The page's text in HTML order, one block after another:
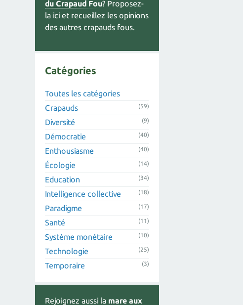
du Crapaud Fou? Proposez-
la ici et recueillez les opinions
des autres crapauds fous.
Catégories
Toutes les catégories
Crapauds
(59)
Diversité (9)
Démocratie (40)
Enthousiasme (40)
Écologie (14)
Education (34)
Intelligence collective (18)
Paradigme (17)
Santé (11)
Système monétaire (10)
Technologie (25)
Temporaire (3)
Rejoignez aussi la mare aux